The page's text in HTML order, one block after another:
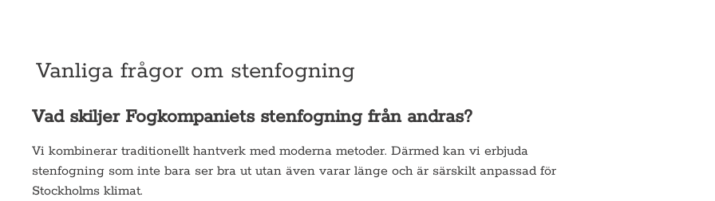
Vad skiljer Fogkompaniets stenfogning från andras?
Vi kombinerar traditionellt hantverk med moderna metoder. Därmed kan vi erbjuda
stenfogning som inte bara ser bra ut utan även varar länge och är särskilt anpassad för
Stockholms klimat.
Vanliga frågor om stenfogning